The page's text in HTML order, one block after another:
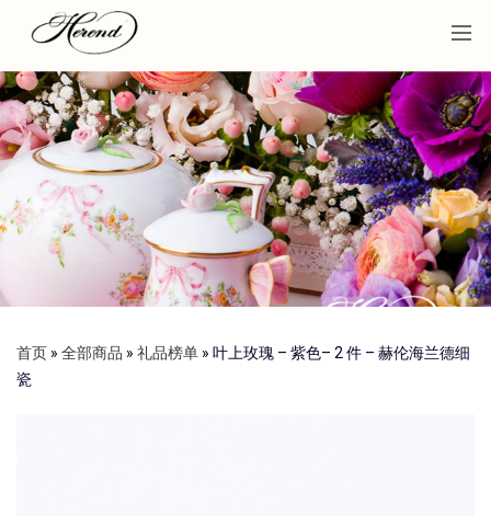
首页 » 全部商品 » 礼品榜单 » 叶上玫瑰 – 紫色– 2 件 – 赫伦海兰德细
瓷